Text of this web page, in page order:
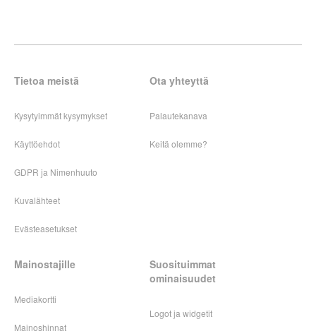
Tietoa meistä
Kysytyimmät kysymykset
Käyttöehdot
GDPR ja Nimenhuuto
Kuvalähteet
Evästeasetukset
Ota yhteyttä
Palautekanava
Keitä olemme?
Mainostajille
Mediakortti
Mainoshinnat
Suosituimmat
ominaisuudet
Logot ja widgetit